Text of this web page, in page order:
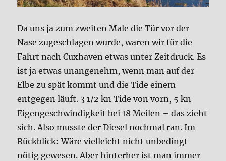
Da uns ja zum zweiten Male die Tür vor der
Nase zugeschlagen wurde, waren wir für die
Fahrt nach Cuxhaven etwas unter Zeitdruck. Es
ist ja etwas unangenehm, wenn man auf der
Elbe zu spät kommt und die Tide einem
entgegen läuft. 3 1/2 kn Tide von vorn, 5 kn
Eigengeschwindigkeit bei 18 Meilen – das zieht
sich. Also musste der Diesel nochmal ran. Im
Rückblick: Wäre vielleicht nicht unbedingt
nötig gewesen. Aber hinterher ist man immer